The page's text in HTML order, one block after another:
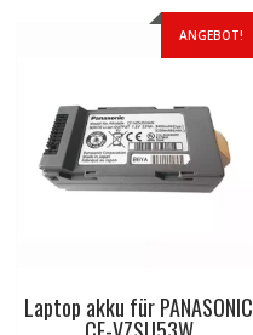
ANGEBOT!
Laptop akku für PANASONIC